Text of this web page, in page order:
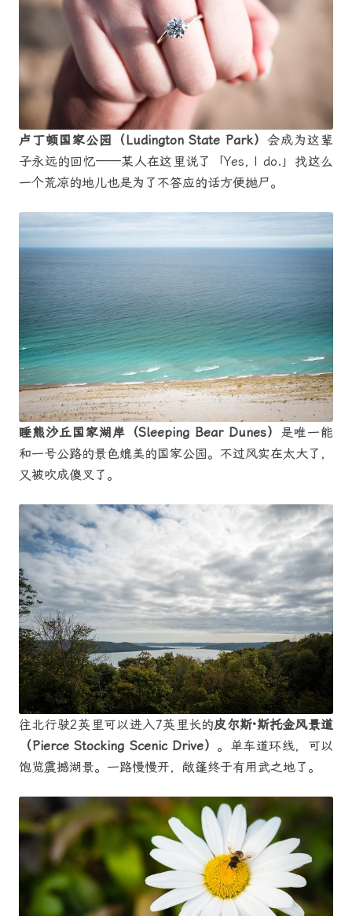
卢丁顿国家公园（Ludington State Park）会成为这辈
子永远的回忆——某人在这里说了「Yes, I do.」找这么
一个荒凉的地儿也是为了不答应的话方便抛尸。
睡熊沙丘国家湖岸（Sleeping Bear Dunes） 是唯一能
和一号公路的景色媲美的国家公园。不过风实在太大了，
又被吹成傻叉了。
往北行驶2英里可以进入7英里长的皮尔斯·斯托金风景道
（Pierce Stocking Scenic Drive） 。单车道环线，可以
饱览震撼湖景。一路慢慢开，敞篷终于有用武之地了。